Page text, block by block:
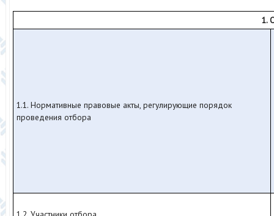
1.
1.1. Нормативные правовые акты, регулирующие порядок
проведения отбора